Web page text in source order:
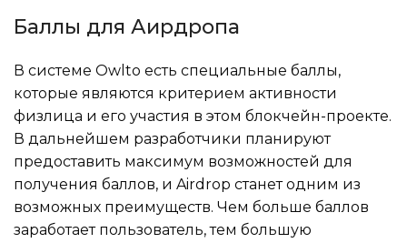
Баллы для Аирдропа
В системе Owlto есть специальные баллы,
которые являются критерием активности
физлица и его участия в этом блокчейн-проекте.
В дальнейшем разработчики планируют
предоставить максимум возможностей для
получения баллов, и Airdrop станет одним из
возможных преимуществ. Чем больше баллов
заработает пользователь, тем большую